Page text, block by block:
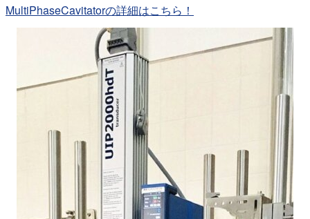
MultiPhaseCavitatorの詳細はこちら！